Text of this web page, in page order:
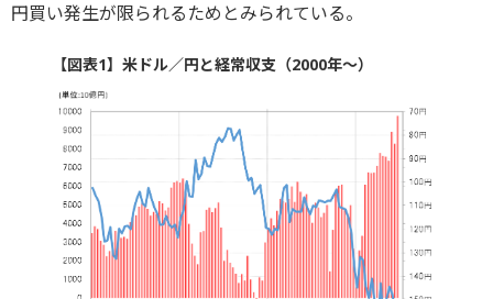
円買い発生が限られるためとみられている。
【図表1】米ドル／円と経常収支（2000年～）